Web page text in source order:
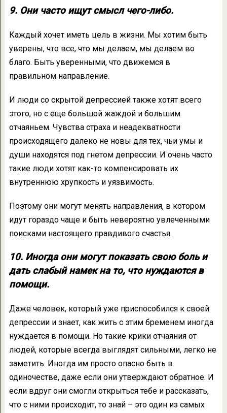
9. Они часто ищут смысл чего-либо.
Каждый хочет иметь цель в жизни. Мы хотим быть
уверены, что все, что мы делаем, мы делаем во
благо. Быть уверенными, что движемся в
правильном направление.
И люди со скрытой депрессией также хотят всего
этого, но с еще большой жаждой и большим
отчаяньем. Чувства страха и неадекватности
происходящего далеко не новы для тех, чьи умы и
души находятся под гнетом депрессии. И очень часто
такие люди хотят как-то компенсировать их
внутреннюю хрупкость и уязвимость.
Поэтому они могут менять направления, в котором
идут гораздо чаще и быть невероятно увлеченными
поисками настоящего правдивого счастья.
10. Иногда они могут показать свою боль и
дать слабый намек на то, что нуждаются в
помощи.
Даже человек, который уже приспособился к своей
депрессии и знает, как жить с этим бременем иногда
нуждается в помощи. Но такие крики отчаяния от
людей, которые всегда выглядят сильными, легко не
заметить. Иногда им просто опасно быть в
одиночестве, даже если они утверждают обратное. И
если вдруг они смогли открыться тебе и рассказать,
что с ними происходит, то знай – это один из самых